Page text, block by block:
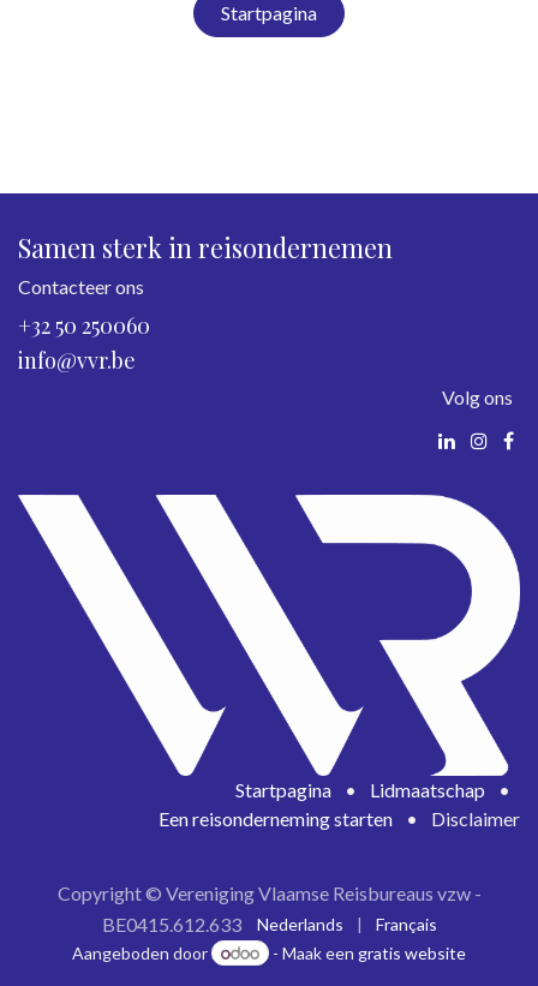
Startpagina
Samen sterk in reisondernemen
Contacteer ons
+32 50 250060
info@vvr.be
Volg ons
Startpagina • Lidmaatschap
•
Een reisonderneming starten
• Disclaimer
Copyright © Vereniging Vlaamse Reisbureaus vzw -
BE0415.612.633
Nederlands |
Français
Aangeboden door
- Maak een gratis website